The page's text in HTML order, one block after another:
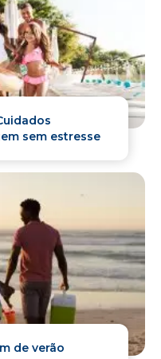
sem estresse
de verão